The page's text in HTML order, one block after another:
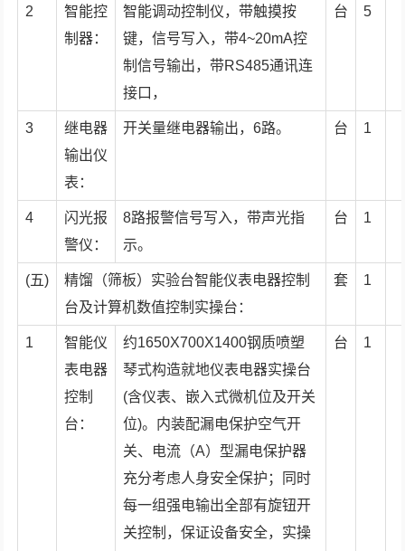
2
智能控
制器：
智能调动控制仪，带触摸按
键，信号写入，带4~20mA控
制信号输出，带RS485通讯连
接口，
台 5
3
继电器
输出仪
表：
开关量继电器输出，6路。 台 1
4
闪光报
警仪：
8路报警信号写入，带声光指
示。
台 1
(五)
精馏（筛板）实验台智能仪表电器控制
台及计算机数值控制实操台：
套 1
1
智能仪
表电器
控制
台：
约1650X700X1400钢质喷塑
琴式构造就地仪表电器实操台
(含仪表、嵌入式微机位及开关
位)。内装配漏电保护空气开
关、电流（A）型漏电保护器
充分考虑人身安全保护；同时
每一组强电输出全部有旋钮开
关控制，保证设备安全，实操
台 1